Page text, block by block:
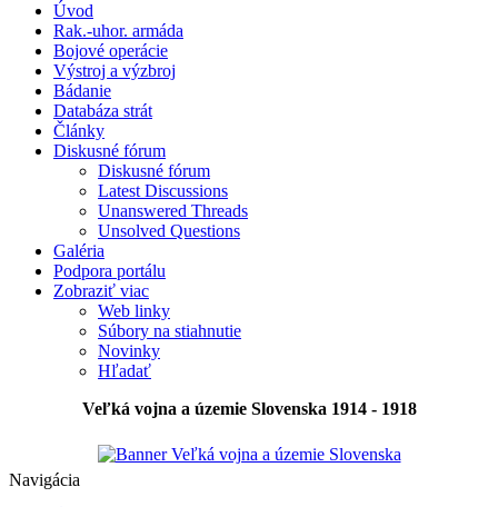
Úvod
Rak.-uhor. armáda
Bojové operácie
Výstroj a výzbroj
Bádanie
Databáza strát
Články
Diskusné fórum
Diskusné fórum
Latest Discussions
Unanswered Threads
Unsolved Questions
Galéria
Podpora portálu
Zobraziť viac
Web linky
Súbory na stiahnutie
Novinky
Hľadať
Veľká vojna a územie Slovenska 1914 - 1918
Navigácia